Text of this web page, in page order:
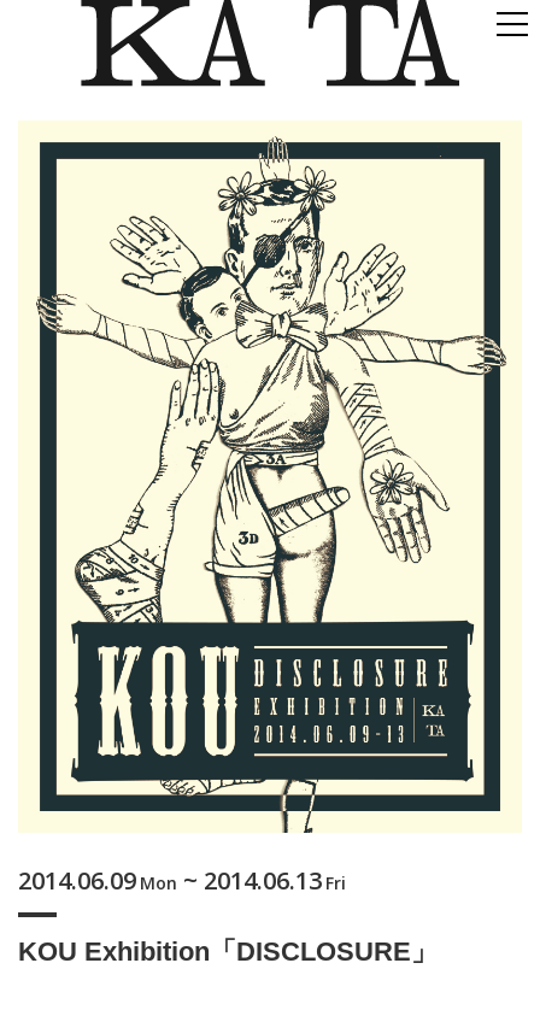
2014.06.09 Mon ~ 2014.06.13 Fri
KOU Exhibition「DISCLOSURE」